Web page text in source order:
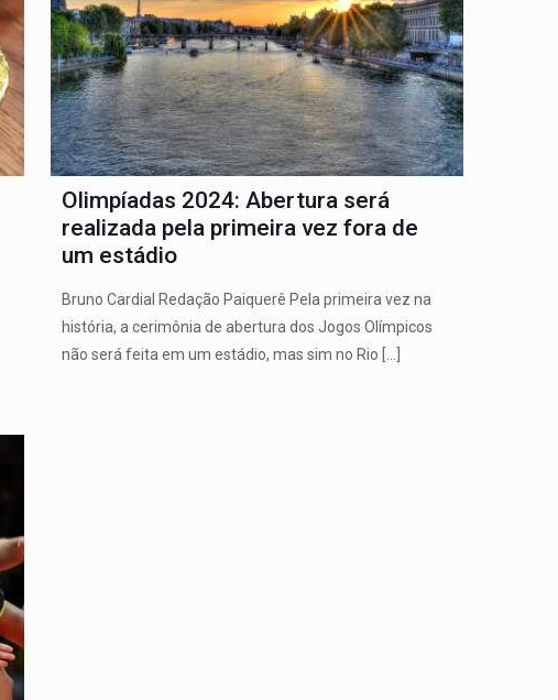
Olimpíadas 2024: Abertura será
realizada pela primeira vez fora de
um estádio
Bruno Cardial Redação Paiquerê Pela primeira vez na
história, a cerimônia de abertura dos Jogos Olímpicos
não será feita em um estádio, mas sim no Rio […]